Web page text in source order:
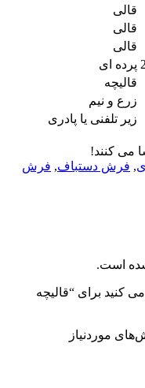
قالی
قالی
قالی
پرده ای
قالیچه
زرع و نیم
زیر تلفنی یا پادری
می کنند!
, فرش دستباف, فرش
است.
کنید برای “قالیچه
موردنیاز